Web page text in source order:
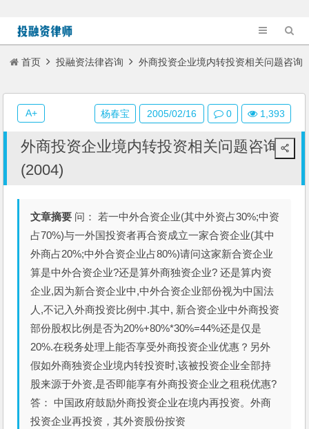
首页 投融资法律咨询 外商投资企业境内转投资相关问题咨询
(2004)
外商投资企业境内转投资相关问题咨询
(2004)
文章摘要 问： 若一中外合资企业(其中外资占30%;中资
占70%)与一外国投资者再合资成立一家合资企业(其中
外商占20%;中外合资企业占80%)请问这家新合资企业
算是中外合资企业?还是算外商独资企业? 还是算内资
企业,因为新合资企业中,中外合资企业部份视为中国法
人,不记入外商投资比例中.其中, 新合资企业中外商投资
部份股权比例是否为20%+80%*30%=44%还是仅是
20%.在税务处理上能否享受外商投资企业优惠？另外
假如外商独资企业境内转投资时,该被投资企业全部持
股来源于外资,是否即能享有外商投资企业之租税优惠?
答： 中国政府鼓励外商投资企业在境内再投资。外商
投资企业再投资，其外资股份按资
杨春宝 2005/02/16 0 1,393
A+